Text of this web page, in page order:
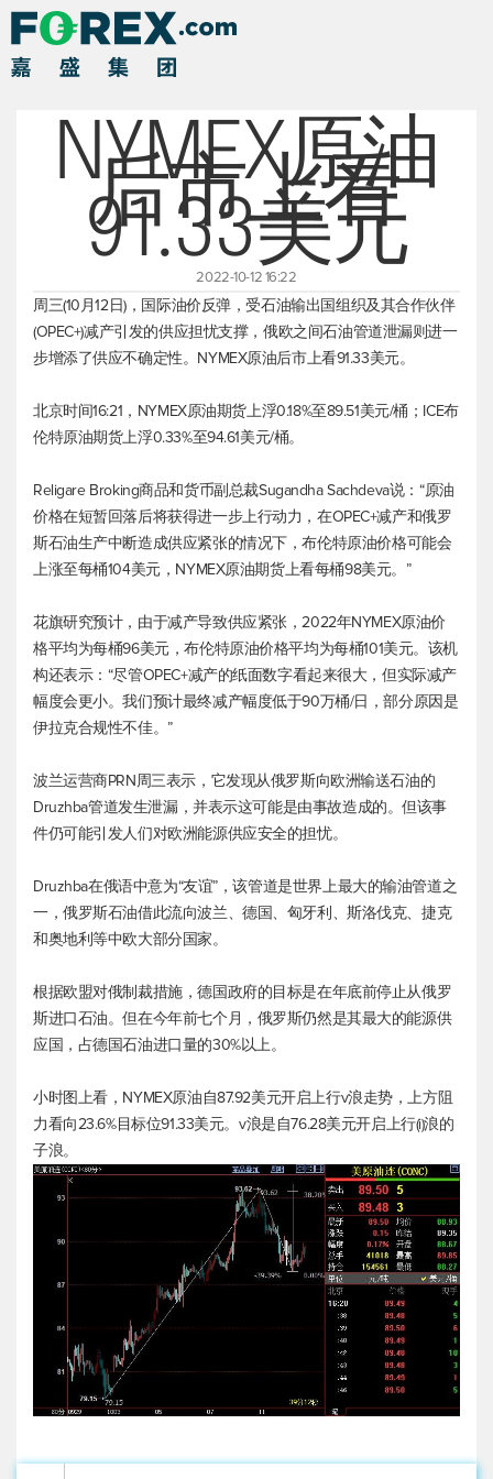
NYMEX原油
后市上看
91.33美元
2022-10-12 16:22
周三(10月12日)，国际油价反弹，受石油输出国组织及其合作伙伴
(OPEC+)减产引发的供应担忧支撑，俄欧之间石油管道泄漏则进一
步增添了供应不确定性。NYMEX原油后市上看91.33美元。
北京时间16:21，NYMEX原油期货上浮0.18%至89.51美元/桶；ICE布
伦特原油期货上浮0.33%至94.61美元/桶。
Religare Broking商品和货币副总裁Sugandha Sachdeva说：“原油
价格在短暂回落后将获得进一步上行动力，在OPEC+减产和俄罗
斯石油生产中断造成供应紧张的情况下，布伦特原油价格可能会
上涨至每桶104美元，NYMEX原油期货上看每桶98美元。”
花旗研究预计，由于减产导致供应紧张，2022年NYMEX原油价
格平均为每桶96美元，布伦特原油价格平均为每桶101美元。该机
构还表示：“尽管OPEC+减产的纸面数字看起来很大，但实际减产
幅度会更小。我们预计最终减产幅度低于90万桶/日，部分原因是
伊拉克合规性不佳。”
波兰运营商PRN周三表示，它发现从俄罗斯向欧洲输送石油的
Druzhba管道发生泄漏，并表示这可能是由事故造成的。但该事
件仍可能引发人们对欧洲能源供应安全的担忧。
Druzhba在俄语中意为“友谊”，该管道是世界上最大的输油管道之
一，俄罗斯石油借此流向波兰、德国、匈牙利、斯洛伐克、捷克
和奥地利等中欧大部分国家。
根据欧盟对俄制裁措施，德国政府的目标是在年底前停止从俄罗
斯进口石油。但在今年前七个月，俄罗斯仍然是其最大的能源供
应国，占德国石油进口量的30%以上。
小时图上看，NYMEX原油自87.92美元开启上行v浪走势，上方阻
力看向23.6%目标位91.33美元。v浪是自76.28美元开启上行(i)浪的
子浪。